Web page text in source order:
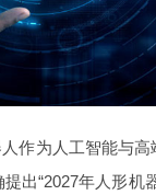
作为人工智能与
出“2027年人形机